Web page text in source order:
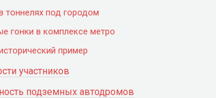
тоннелях под городом
гонки в комплексе метро
пример
участников
подземных автодромов